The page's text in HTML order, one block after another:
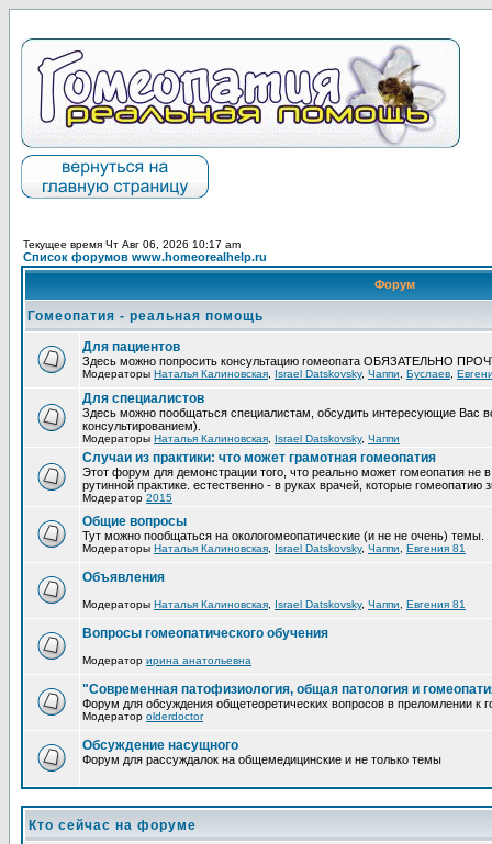
Текущее время Чт Авг 06, 2026 10:17 am
Список форумов www.homeorealhelp.ru
Форум
Гомеопатия - реальная помощь
Для пациентов
Здесь можно попросить консультацию гомеопата ОБЯЗАТЕЛЬНО
Модераторы Наталья Калиновская Israel Datskovsky, Чаппи Буслаев
Для специалистов
Здесь можно пообщаться специалистам, обсудить интересующие Вас
консультированием).
Модераторы Наталья Калиновская Israel Datskovsky, Чаппи
Случаи из практики: что может грамотная гомеопатия
Этот форум для демонстрации того, что реально может гомеопатия не
рутинной практике. естественно - в руках врачей, которые гомеопатию
Модератор 2015
Общие вопросы
Тут можно пообщаться на окологомеопатические (и не не очень) темы.
Модераторы Наталья Калиновская Israel Datskovsky, Чаппи Евгения 81
Объявления
Модераторы Наталья Калиновская Israel Datskovsky, Чаппи Евгения 81
Вопросы гомеопатического обучения
Модератор ирина анатольевна
"Современная патофизиология, общая патология и
Форум для обсуждения общетеоретических вопросов в преломлении к
Модератор olderdoctor
Обсуждение насущного
Форум для рассуждалок на общемедицинские и не только темы
Кто сейчас на форуме